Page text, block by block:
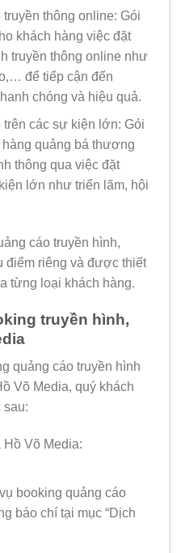
thông online: Gói
khách hàng việc đặt
truyền thông online như
để tiếp cận đến
chóng và hiệu quả.
các sự kiện lớn: Gói
quảng bá thương
thông qua việc đặt
lớn như triển lãm, hội
cáo truyền hình,
điểm riêng và được thiết
từng loại khách hàng.
truyền hình,
quảng cáo truyền hình
Võ Media, quý khách
sau:
Hồ Võ Media:
booking quảng cáo
báo chí tại mục “Dịch